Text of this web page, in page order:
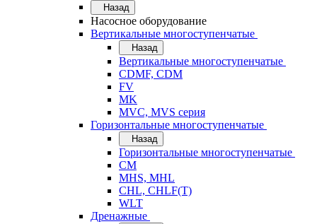
Назад
Насосное оборудование
Вертикальные многоступенчатые
Назад
Вертикальные многоступенчатые
CDMF, CDM
FV
MK
MVC, MVS серия
Горизонтальные многоступенчатые
Назад
Горизонтальные многоступенчатые
CM
MHS, MHL
CHL, CHLF(T)
WLT
Дренажные